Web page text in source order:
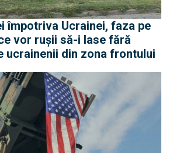
împotriva Ucrainei, faza pe
vor rușii să-i lase fără
ucrainenii din zona frontului